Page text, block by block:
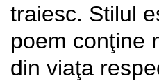
traiesc. Stilul
poem conţine
din viaţa